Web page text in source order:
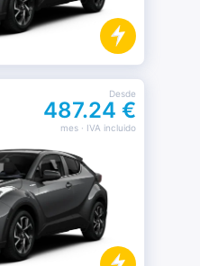
Desde
487.24 €
mes· IVA incluido